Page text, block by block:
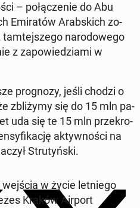
– po­łą­cze­nie do Abu
Emi­ra­tów Arab­skich zo­
na­ro­do­we­go
z za­po­wie­dzia­mi w
pro­gno­zy, jeśli chodzi o
zbli­ży­my się do 15 mln pa­
uda się te 15 mln prze­kro­
ak­tyw­no­ści na
Stru­tyń­ski.
w życie let­nie­go
Kraków Airport